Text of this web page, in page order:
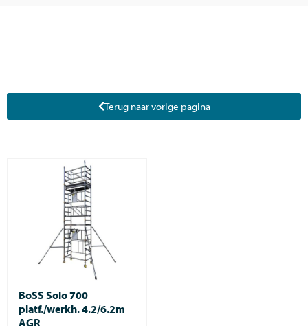
Terug naar vorige pagina
BoSS Solo 700
platf./werkh. 4.2/6.2m
AGR